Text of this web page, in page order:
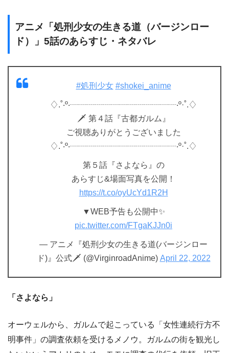
アニメ「処刑少女の生きる道（バージンロー
ド）」5話のあらすじ・ネタバレ
#処刑少女 #shokei_anime
♢.˚‧º‧┈┈┈┈┈┈┈┈┈┈┈┈┈‧º·˚.♢
🗡 第４話『古都ガルム』
ご視聴ありがとうございました
♢.˚‧º‧┈┈┈┈┈┈┈┈┈┈┈┈┈‧º·˚.♢
第５話『さよなら』の
あらすじ&場面写真を公開！
https://t.co/oyUcYd1R2H
▼WEB予告も公開中✨
pic.twitter.com/FTgaKJJn0i
— アニメ『処刑少女の生きる道(バージンロー
ド)』公式🗡 (@VirginroadAnime) April 22, 2022
「さよなら」
オーウェルから、ガルムで起こっている「女性連続行方不
明事件」の調査依頼を受けるメノウ。ガルムの街を観光し